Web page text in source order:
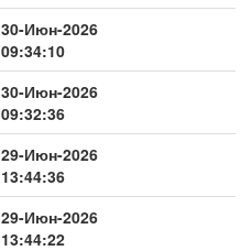
30-Июн-2026
09:34:10
30-Июн-2026
09:32:36
29-Июн-2026
13:44:36
29-Июн-2026
13:44:22